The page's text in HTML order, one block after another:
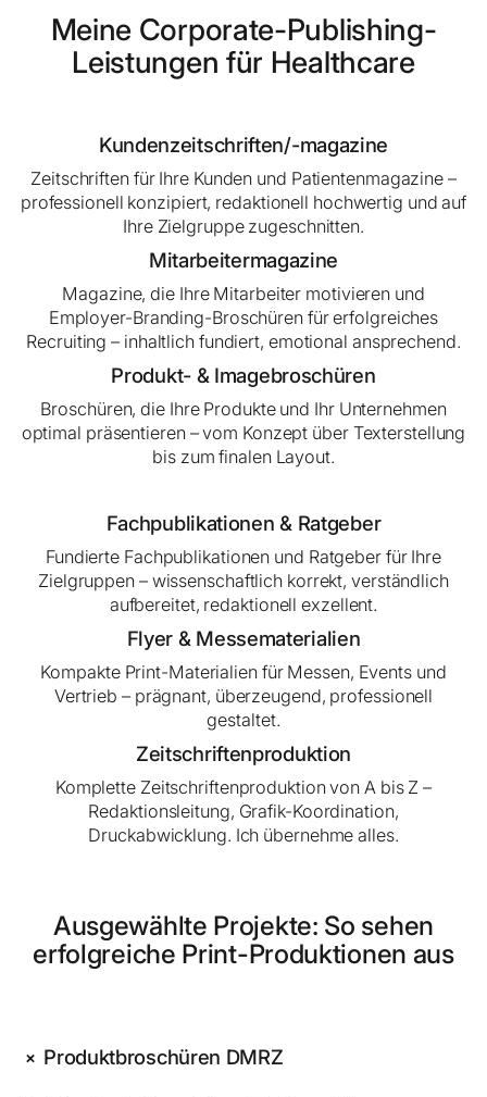
Meine Corporate-Publishing-
Leistungen für Healthcare
Kundenzeitschriften/-magazine
Zeitschriften für Ihre Kunden und Patientenmagazine –
professionell konzipiert, redaktionell hochwertig und auf
Ihre Zielgruppe zugeschnitten.
Mitarbeitermagazine
Magazine, die Ihre Mitarbeiter motivieren und
Employer-Branding-Broschüren für erfolgreiches
Recruiting – inhaltlich fundiert, emotional ansprechend.
Produkt- & Imagebroschüren
Broschüren, die Ihre Produkte und Ihr Unternehmen
optimal präsentieren – vom Konzept über Texterstellung
bis zum finalen Layout.
Fachpublikationen & Ratgeber
Fundierte Fachpublikationen und Ratgeber für Ihre
Zielgruppen – wissenschaftlich korrekt, verständlich
aufbereitet, redaktionell exzellent.
Flyer & Messematerialien
Kompakte Print-Materialien für Messen, Events und
Vertrieb – prägnant, überzeugend, professionell
gestaltet.
Zeitschriftenproduktion
Komplette Zeitschriftenproduktion von A bis Z –
Redaktionsleitung, Grafik-Koordination,
Druckabwicklung. Ich übernehme alles.
Ausgewählte Projekte: So sehen
erfolgreiche Print-Produktionen aus
+ Produktbroschüren DMRZ